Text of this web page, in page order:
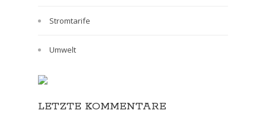
Stromtarife
Umwelt
LETZTE KOMMENTARE